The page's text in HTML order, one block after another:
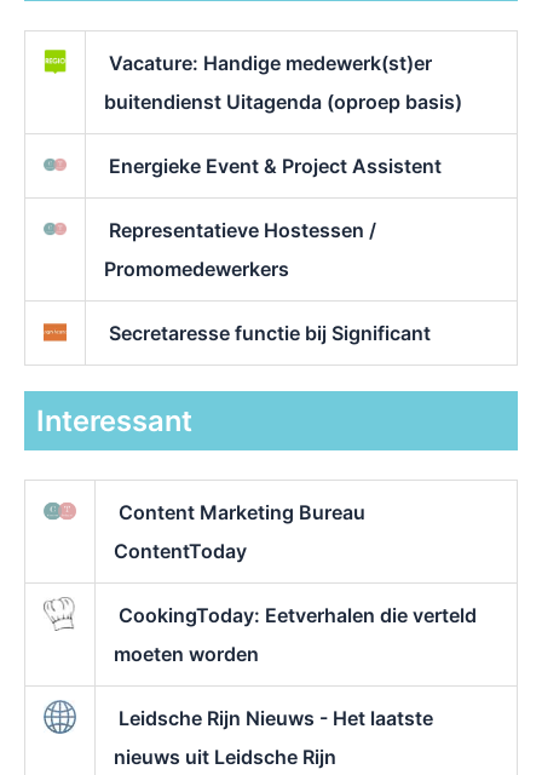
Vacature: Handige medewerk(st)er
buitendienst Uitagenda (oproep basis)
Energieke Event & Project Assistent
Representatieve Hostessen /
Promomedewerkers
Secretaresse functie bij Significant
Interessant
Content Marketing Bureau
ContentToday
CookingToday: Eetverhalen die verteld
moeten worden
Leidsche Rijn Nieuws - Het laatste
nieuws uit Leidsche Rijn